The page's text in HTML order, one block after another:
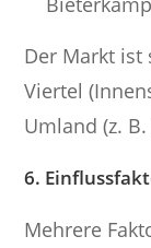
Der Markt ist
Viertel
Umland (z.
6.
Mehrere